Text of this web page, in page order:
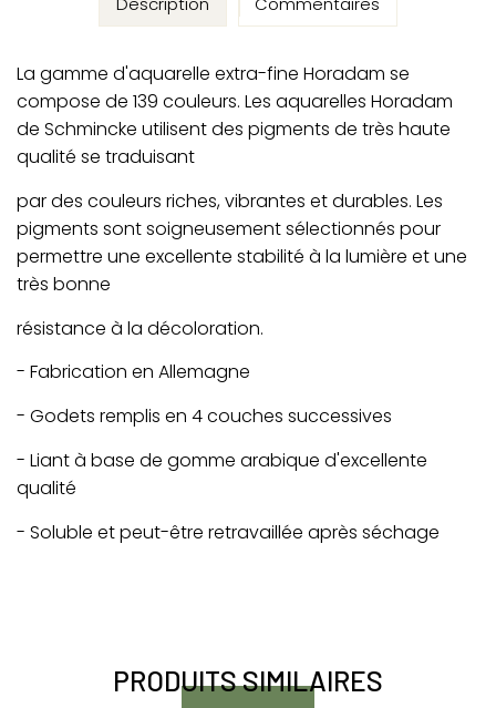
La gamme d'aquarelle extra-fine Horadam se
compose de 139 couleurs. Les aquarelles Horadam
de Schmincke utilisent des pigments de très haute
qualité se traduisant
par des couleurs riches, vibrantes et durables. Les
pigments sont soigneusement sélectionnés pour
permettre une excellente stabilité à la lumière et une
très bonne
résistance à la décoloration.
- Fabrication en Allemagne
- Godets remplis en 4 couches successives
- Liant à base de gomme arabique d'excellente
qualité
- Soluble et peut-être retravaillée après séchage
PRODUITS SIMILAIRES